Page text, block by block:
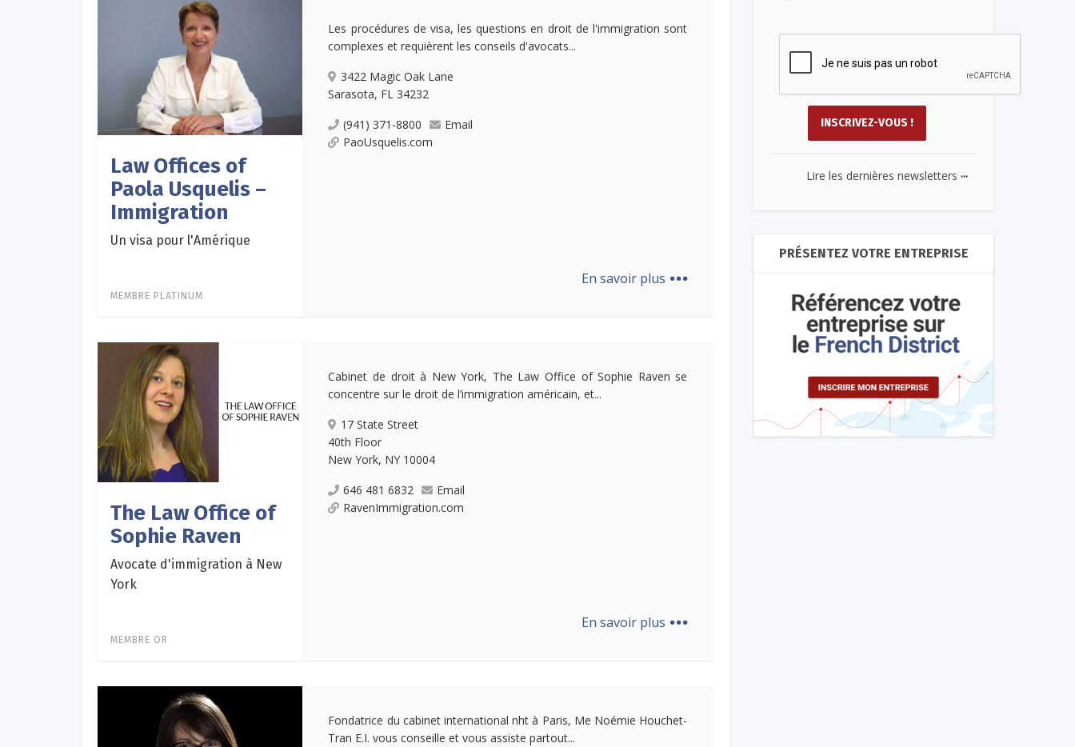
Law Offices of
Paola Usquelis –
Immigration
Un visa pour l'Amérique
MEMBRE PLATINUM
Les procédures de visa, les questions en droit de l'immigration sont
complexes et requièrent les conseils d'avocats...
3422 Magic Oak Lane
Sarasota, FL 34232
(941) 371-8800
Email
PaoUsquelis.com
En savoir plus ...
The Law Office of
Sophie Raven
Avocate d'immigration à New
York
MEMBRE OR
Cabinet de droit à New York, The Law Office of Sophie Raven se
concentre sur le droit de l’immigration américain, et...
17 State Street
40th Floor
New York, NY 10004
646 481 6832
Email
RavenImmigration.com
En savoir plus ...
Fondatrice du cabinet international nht à Paris, Me Noémie Houchet-
Tran E.I. vous conseille et vous assiste partout...
Lire les dernières newsletters ...
PRÉSENTEZ VOTRE ENTREPRISE